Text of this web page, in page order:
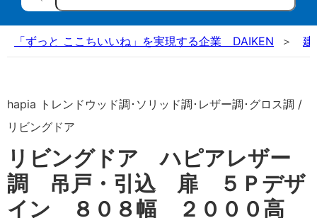
「ずっと ここちいいね」を実現する企業 DAIKEN 建
hapia トレンドウッド調･ソリッド調･レザー調･グロス調 /
リビングドア
リビングドア ハピアレザー
調 吊戸・引込 扉 ５Ｐデザ
イン ８０８幅 ２０００高